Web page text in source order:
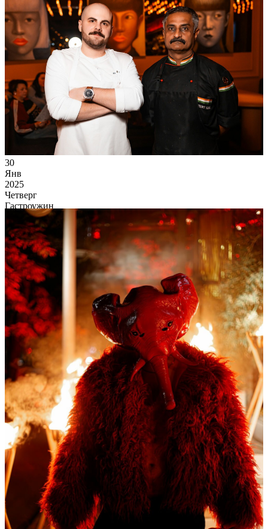
30
Янв
2025
Четверг
Гастроужин
(Краснодар)
19 563
0 88
×
Ссылка на отбор фото